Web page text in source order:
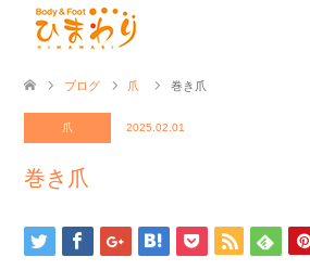
ブログ 爪 巻き爪
爪 2025.02.01
巻き爪